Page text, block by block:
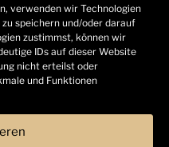
verwenden wir Technologien
speichern und/oder darauf
zustimmst, können wir
IDs auf dieser Website
nicht erteilst oder
und Funktionen